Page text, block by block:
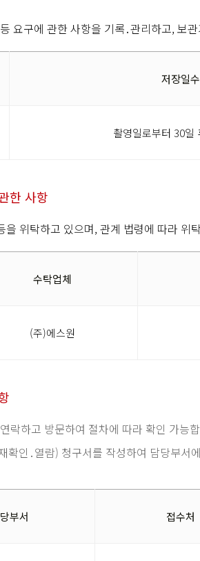
요구에 관한 사항을 기록․관리하고,
저장일수
촬영일로부터 30일
한 사항
위탁하고 있으며, 관계 법령에 따라
수탁업체
(주)에스원
락하고 방문하여 절차에 따라 확인 가능
인․열람) 청구서를 작성하여 담당부서
부서 접수처